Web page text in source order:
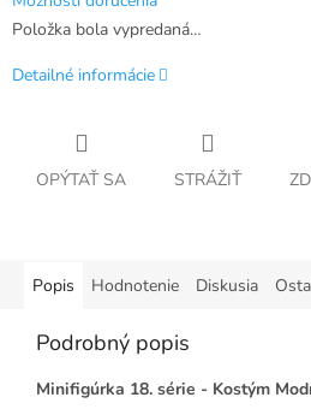
Položka bola vypredaná…
Detailné informácie
OPÝTAŤ SA STRÁŽIŤ
Popis Hodnotenie Diskusia
Podrobný popis
Minifigúrka 18. série - Kostým